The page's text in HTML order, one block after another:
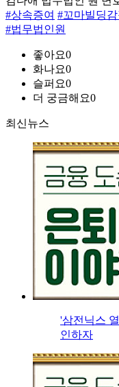
#상속증여 #꼬마빌딩
#법무법인원
좋아요0
화나요0
슬퍼요0
더 궁금해요0
최신뉴스
'삼전닉스
인하자